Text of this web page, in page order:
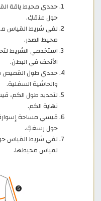
حددي محيط ياقة
حول عنقكِ.
لفي شريط القياس
محيط الصدر.
استخدمي الشريط
الأنحف في البطن.
حددي طول القميص
والحاشية السفلية.
لتحديد طول الكم،
نهاية الكم.
قيسي مساحة
حول رسغكِ.
لفي شريط القياس
لقياس محيطها.